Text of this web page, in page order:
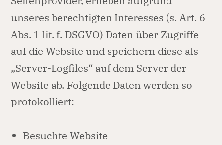
unseres berechtigten Interesses (s. Art. 6
Abs. 1 lit. f. DSGVO) Daten über Zugriffe
auf die Website und speichern diese als
„Server-Logfiles“ auf dem Server der
Website ab. Folgende Daten werden so
protokolliert:
Besuchte Website